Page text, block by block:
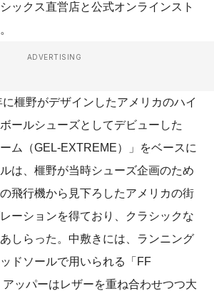
ックス直営店と公式オンラインスト
ADVERTISING
榧野がデザインしたアメリカのハイ
ールシューズとしてデビューした
ーム（GEL-EXTREME）」をベースに
は、榧野が当時シューズ企画のため
飛行機から見下ろしたアメリカの街
ーションを得ており、クラシックな
しらった。中敷きには、ランニング
ドソールで用いられる「FF
ッパーはレザーを重ね合わせつつ大